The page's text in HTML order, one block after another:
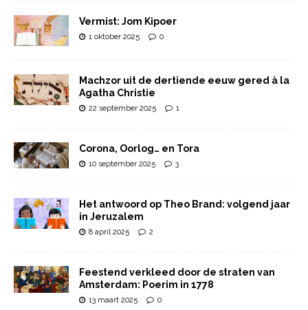
Vermist: Jom Kipoer
1 oktober 2025 0
Machzor uit de dertiende eeuw gered à la
Agatha Christie
22 september 2025 1
Corona, Oorlog… en Tora
10 september 2025 3
Het antwoord op Theo Brand: volgend jaar
in Jeruzalem
8 april 2025 2
Feestend verkleed door de straten van
Amsterdam: Poerim in 1778
13 maart 2025 0